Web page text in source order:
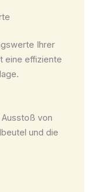
Ihrer
eine effiziente
von
und die